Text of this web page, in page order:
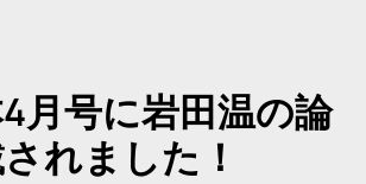
月号に岩田温の論
れました！